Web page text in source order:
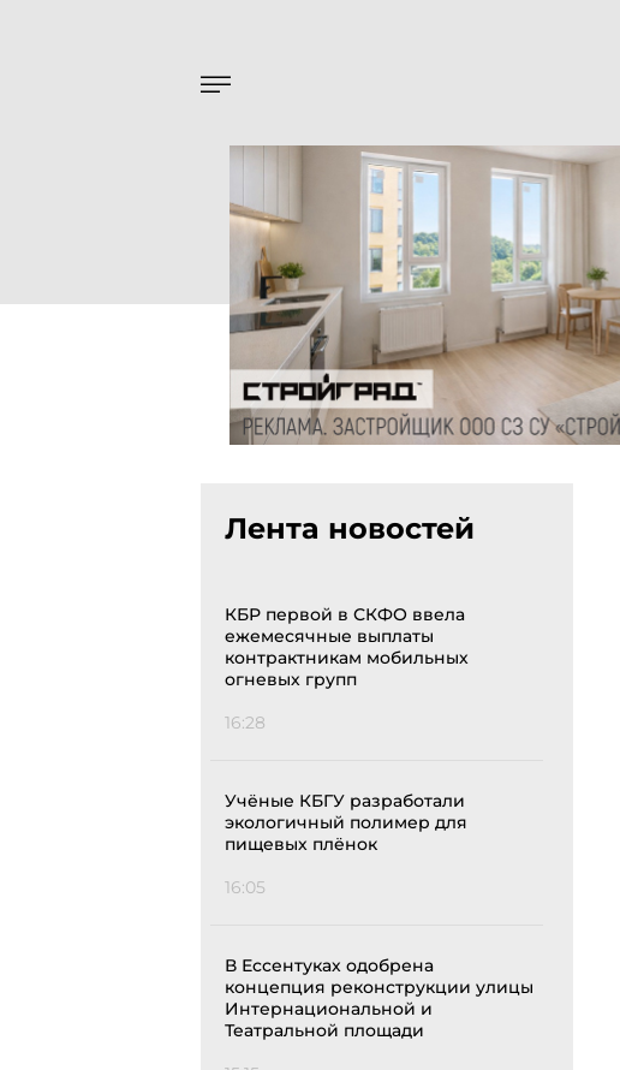
Лента новостей
КБР первой в СКФО ввела
ежемесячные выплаты
контрактникам мобильных
огневых групп
16:28
Учёные КБГУ разработали
экологичный полимер для
пищевых плёнок
16:05
В Ессентуках одобрена
концепция реконструкции улицы
Интернациональной и
Театральной площади